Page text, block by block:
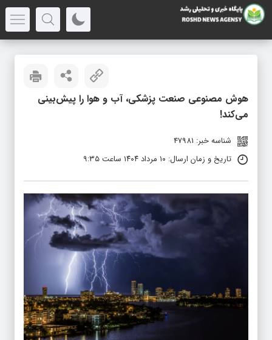
هوش مصنوعی صنعت پزشکی، آب و هوا را پیش‌بینی
می‌کند!
شناسه خبر: 47981
تاریخ و زمان ارسال: ۱۰ مرداد ۱۴۰۴ ساعت ۹:۳۵